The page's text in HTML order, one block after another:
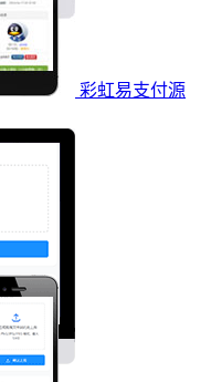
彩虹易支付源